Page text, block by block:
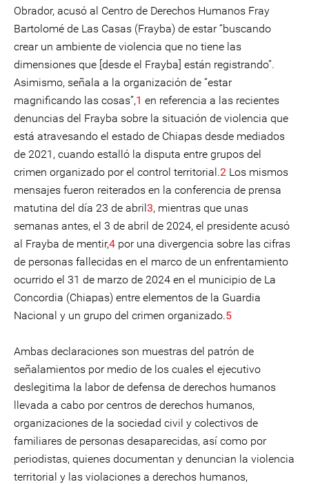
Obrador, acusó al Centro de Derechos Humanos Fray
Bartolomé de Las Casas (Frayba) de estar “buscando
crear un ambiente de violencia que no tiene las
dimensiones que [desde el Frayba] están registrando”.
Asimismo, señala a la organización de “estar
magnificando las cosas”,1 en referencia a las recientes
denuncias del Frayba sobre la situación de violencia que
está atravesando el estado de Chiapas desde mediados
de 2021, cuando estalló la disputa entre grupos del
crimen organizado por el control territorial.2 Los mismos
mensajes fueron reiterados en la conferencia de prensa
matutina del día 23 de abril3, mientras que unas
semanas antes, el 3 de abril de 2024, el presidente acusó
al Frayba de mentir,4 por una divergencia sobre las cifras
de personas fallecidas en el marco de un enfrentamiento
ocurrido el 31 de marzo de 2024 en el municipio de La
Concordia (Chiapas) entre elementos de la Guardia
Nacional y un grupo del crimen organizado.5
Ambas declaraciones son muestras del patrón de
señalamientos por medio de los cuales el ejecutivo
deslegitima la labor de defensa de derechos humanos
llevada a cabo por centros de derechos humanos,
organizaciones de la sociedad civil y colectivos de
familiares de personas desaparecidas, así como por
periodistas, quienes documentan y denuncian la violencia
territorial y las violaciones a derechos humanos,